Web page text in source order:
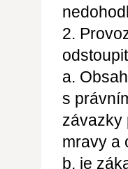
2.
a.
s
závazky
mravy a
b. je